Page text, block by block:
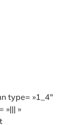
type= »1_4″
»||| »